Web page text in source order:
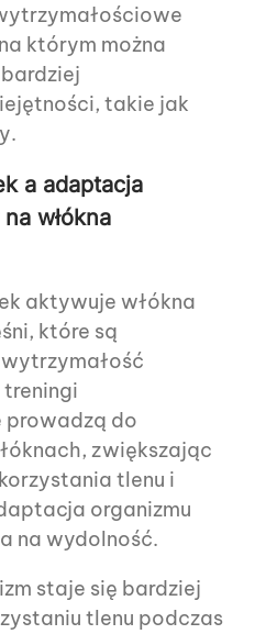
którym można
takie jak
a adaptacja
włókna
aktywuje włókna
które są
do
zwiększając
tlenu i
organizmu
na wydolność.
staje się bardziej
tlenu podczas